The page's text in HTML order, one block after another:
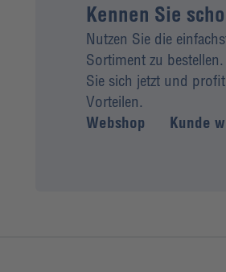
Kennen Sie
Nutzen Sie die
Sortiment zu
Sie sich jetzt und
Vorteilen.
Webshop
Kunde